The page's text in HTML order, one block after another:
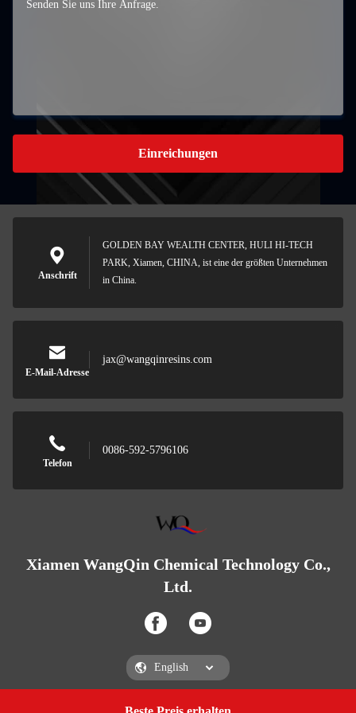
Einreichungen
Anschrift
GOLDEN BAY WEALTH CENTER, HULI HI-TECH
PARK, Xiamen, CHINA, ist eine der größten Unternehmen
in China.
E-Mail-Adresse
jax@wangqinresins.com
Telefon
0086-592-5796106
Xiamen WangQin Chemical Technology Co.,
Ltd.